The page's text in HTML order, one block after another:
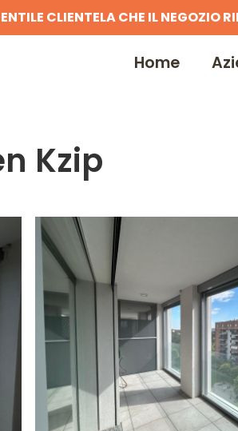
CLIENTELA CHE IL NEGOZIO
Home
Kzip